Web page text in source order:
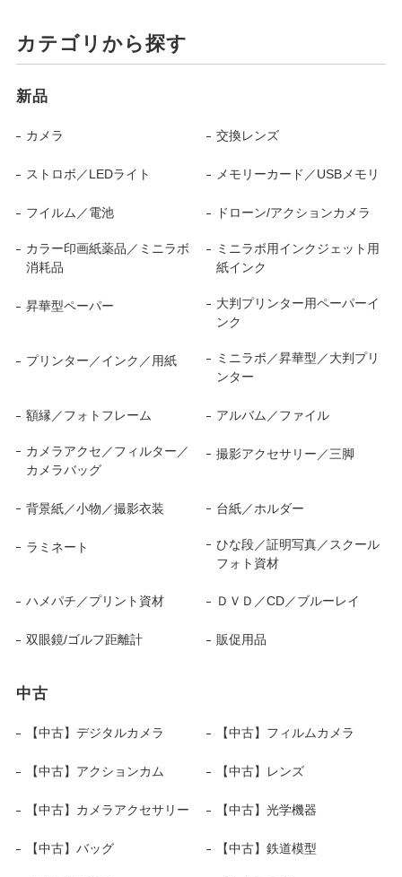
カテゴリから探す
新品
カメラ 交換レンズ
ストロボ／LEDライト メモリーカード／USBメモリ
フイルム／電池 ドローン/アクションカメラ
カラー印画紙薬品／ミニラボ
消耗品
ミニラボ用インクジェット用
紙インク
昇華型ペーパー
大判プリンター用ペーパーイ
ンク
プリンター／インク／用紙
ミニラボ／昇華型／大判プリ
ンター
額縁／フォトフレーム アルバム／ファイル
カメラアクセ／フィルター／
カメラバッグ
撮影アクセサリー／三脚
背景紙／小物／撮影衣装 台紙／ホルダー
ラミネート
ひな段／証明写真／スクール
フォト資材
ハメパチ／プリント資材 ＤＶＤ／CD／ブルーレイ
双眼鏡/ゴルフ距離計 販促用品
中古
【中古】デジタルカメラ 【中古】フィルムカメラ
【中古】アクションカム 【中古】レンズ
【中古】カメラアクセサリー 【中古】光学機器
【中古】バッグ 【中古】鉄道模型